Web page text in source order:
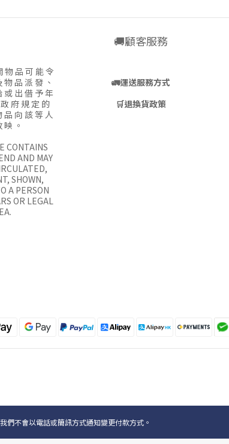
物 品 可 能 令
品 派 發 、
或 出 借 予 年
府 規 定 的
品 向 該 等 人
。
CONTAINS
AND MAY
SHOWN,
A PERSON
OR LEGAL
🚚顧客服務
🚛運送服務方式
🛒退換貨政策
們不會以電話或簡訊方式通知變更付款方式。